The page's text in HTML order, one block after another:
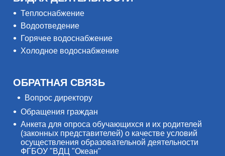
Теплоснабжение
Водоотведение
Горячее водоснабжение
Холодное водоснабжение
ОБРАТНАЯ СВЯЗЬ
Вопрос директору
Обращения граждан
Анкета для опроса обучающихся и их родителей
(законных представителей) о качестве условий
осуществления образовательной деятельности
ФГБОУ "ВДЦ "Океан"